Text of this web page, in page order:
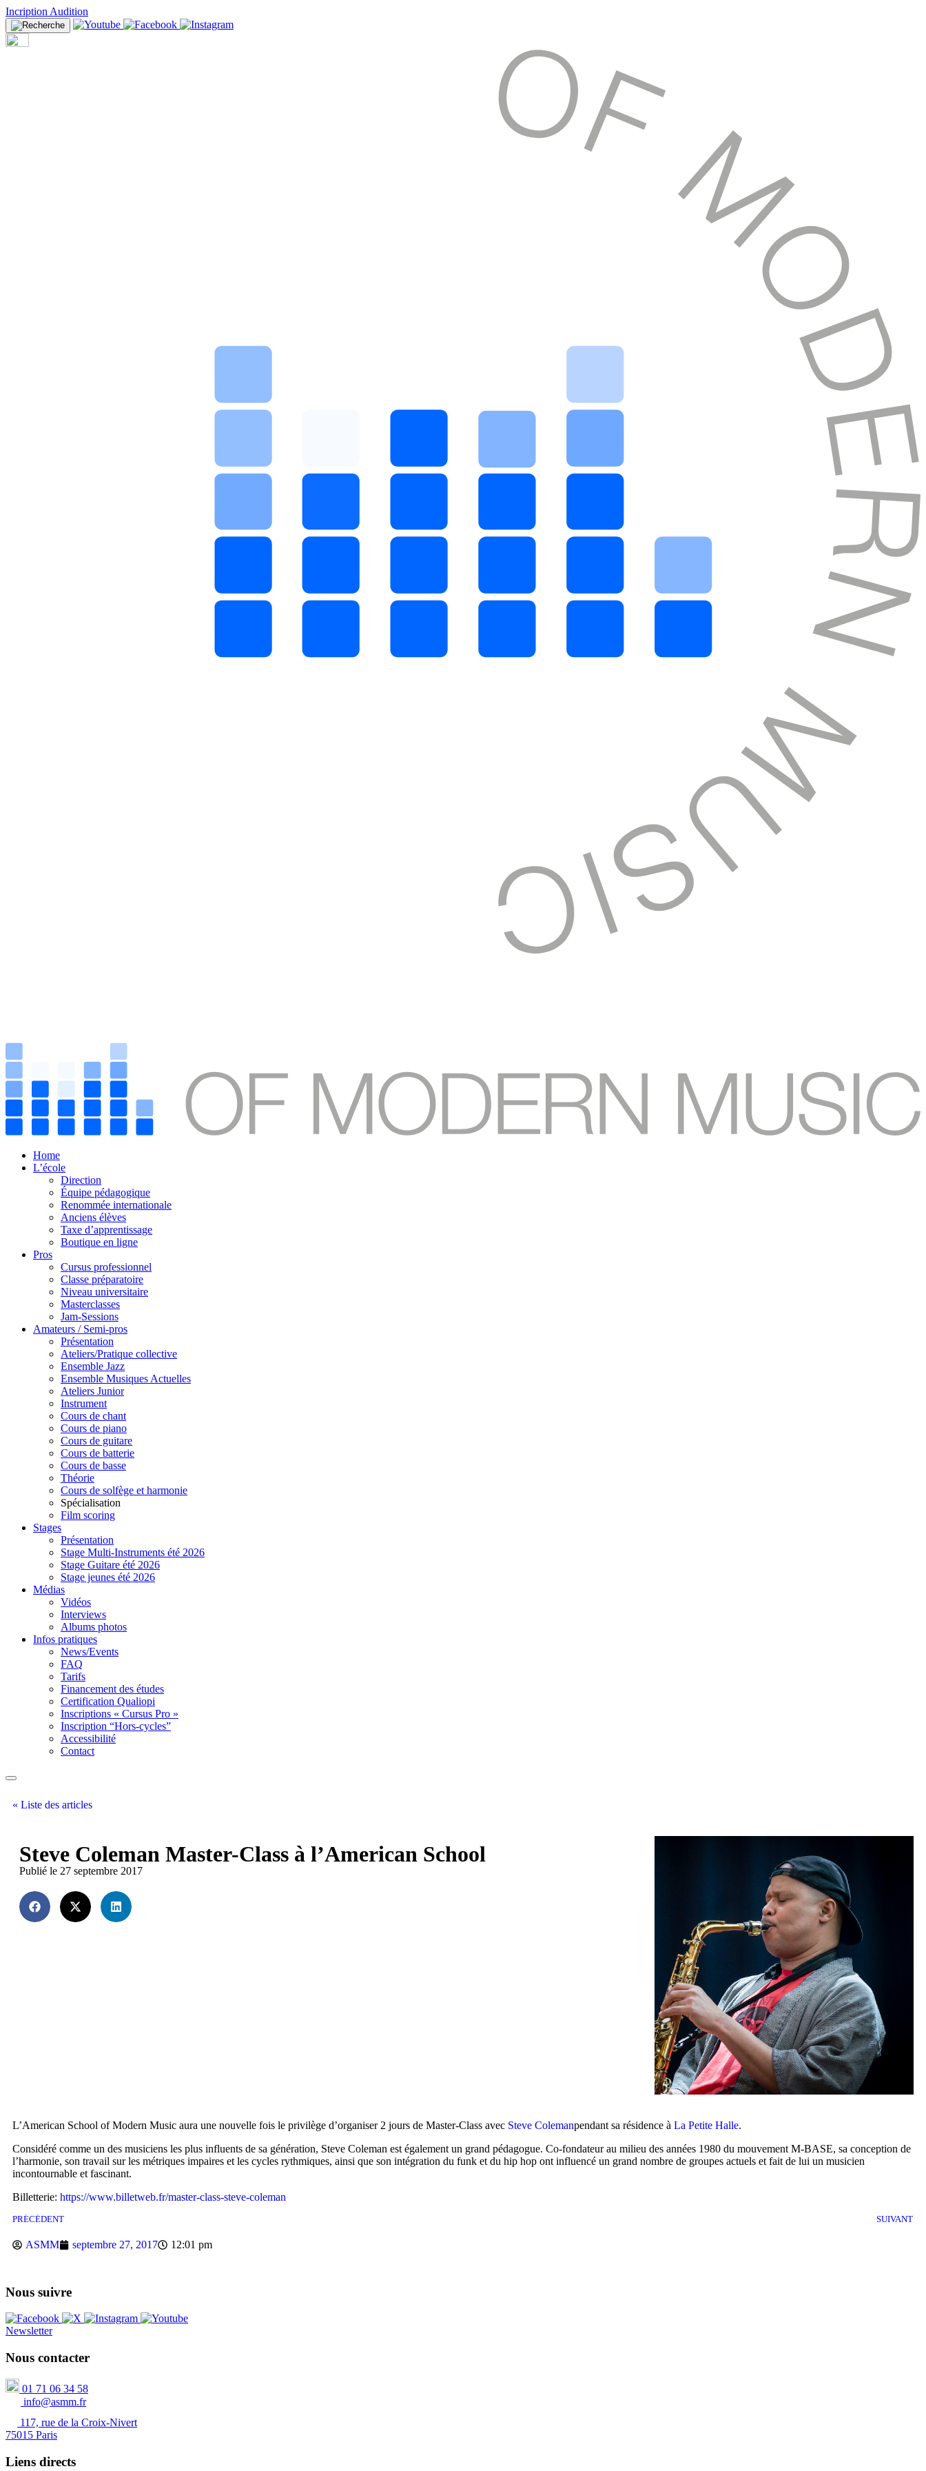
Incription Audition
Home
L’école
Direction
Équipe pédagogique
Renommée internationale
Anciens élèves
Taxe d’apprentissage
Boutique en ligne
Pros
Cursus professionnel
Classe préparatoire
Niveau universitaire
Masterclasses
Jam-Sessions
Amateurs / Semi-pros
Présentation
Ateliers/Pratique collective
Ensemble Jazz
Ensemble Musiques Actuelles
Ateliers Junior
Instrument
Cours de chant
Cours de piano
Cours de guitare
Cours de batterie
Cours de basse
Théorie
Cours de solfège et harmonie
Spécialisation
Film scoring
Stages
Présentation
Stage Multi-Instruments été 2026
Stage Guitare été 2026
Stage jeunes été 2026
Médias
Vidéos
Interviews
Albums photos
Infos pratiques
News/Events
FAQ
Tarifs
Financement des études
Certification Qualiopi
Inscriptions « Cursus Pro »
Inscription “Hors-cycles”
Accessibilité
Contact
« Liste des articles
Steve Coleman Master-Class à l’American School
Publié le 27 septembre 2017
L’American School of Modern Music aura une nouvelle fois le privilège d’organiser 2 jours de Master-Class avec Steve Colemanpendant sa résidence à La Petite Halle.
Considéré comme un des musiciens les plus influents de sa génération, Steve Coleman est également un grand pédagogue. Co-fondateur au milieu des années 1980 du mouvement M-BASE, sa conception de
l’harmonie, son travail sur les métriques impaires et les cycles rythmiques, ainsi que son intégration du funk et du hip hop ont influencé un grand nombre de groupes actuels et fait de lui un musicien
incontournable et fascinant.
Billetterie: https://www.billetweb.fr/master-class-steve-coleman
PRÉCÉDENT SUIVANT
ASMM septembre 27, 2017 12:01 pm
Nous suivre
Newsletter
Nous contacter
01 71 06 34 58
info@asmm.fr
117, rue de la Croix-Nivert
75015 Paris
Liens directs